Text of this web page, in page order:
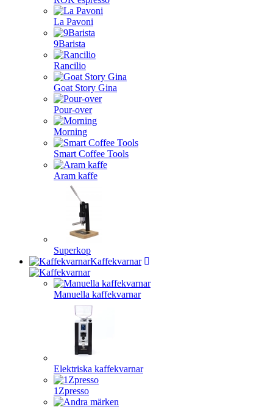
La Pavoni
9Barista
Rancilio
Goat Story Gina
Pour-over
Morning
Smart Coffee Tools
Aram kaffe
Superkop
Kaffekvarnar
Manuella kaffekvarnar
Elektriska kaffekvarnar
1Zpresso